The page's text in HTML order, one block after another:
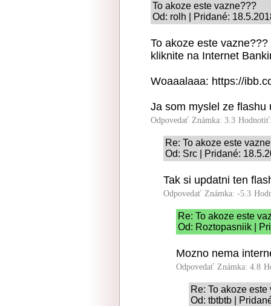
To akoze este vazne???
Od: rolh | Pridané:
To akoze este
kliknite na Internet
Woaaalaaa: https://
Ja som myslel ze flashu
Odpovedať Známka: 3.3
Re: To akoze este
Od: Src | Pridané:
Tak si updatni ten
Odpovedať Známka: -5.3
Re: To akoze este
Od: Roztopasniik |
Mozno nema
Odpovedať Známka: 4.8
Re: To akoze
Od: tbtbtb |